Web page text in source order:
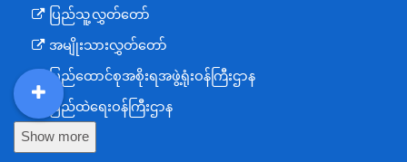
ပြည်သူ့လွှတ်တော်
အမျိုးသားလွှတ်တော်
ပြည်ထောင်စုအစိုးရအဖွဲ့ရုံးဝန်ကြီးဌာန
ပြည်ထဲရေးဝန်ကြီးဌာန
ကာကွယ်ရေးဝန်ကြီးဌာန
Show more
DDM